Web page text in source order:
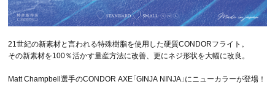
21世紀の新素材と言われる特殊樹脂を使用した硬質CONDORフライト。
その新素材を100％活かす量産方法に改善、更にネジ形状を大幅に改良。
Matt Champbell選手のCONDOR AXE「GINJA NINJA」にニューカラーが登場！